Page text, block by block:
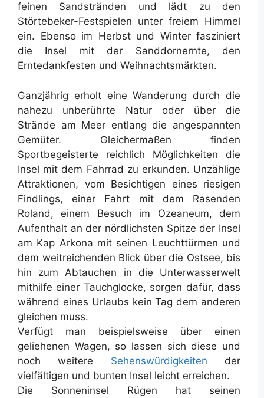
feinen Sandstränden und lädt zu den
Störtebeker-Festspielen unter freiem Himmel
ein. Ebenso im Herbst und Winter fasziniert
die Insel mit der Sanddornernte, den
Erntedankfesten und Weihnachtsmärkten.
Ganzjährig erholt eine Wanderung durch die
nahezu unberührte Natur oder über die
Strände am Meer entlang die angespannten
Gemüter. Gleichermaßen finden
Sportbegeisterte reichlich Möglichkeiten die
Insel mit dem Fahrrad zu erkunden. Unzählige
Attraktionen, vom Besichtigen eines riesigen
Findlings, einer Fahrt mit dem Rasenden
Roland, einem Besuch im Ozeaneum, dem
Aufenthalt an der nördlichsten Spitze der Insel
am Kap Arkona mit seinen Leuchttürmen und
dem weitreichenden Blick über die Ostsee, bis
hin zum Abtauchen in die Unterwasserwelt
mithilfe einer Tauchglocke, sorgen dafür, dass
während eines Urlaubs kein Tag dem anderen
gleichen muss.
Verfügt man beispielsweise über einen
geliehenen Wagen, so lassen sich diese und
noch weitere Sehenswürdigkeiten der
vielfältigen und bunten Insel leicht erreichen.
Die Sonneninsel Rügen hat seinen